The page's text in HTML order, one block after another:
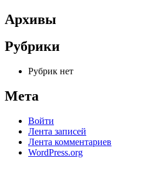
Архивы
Рубрики
Рубрик нет
Мета
Войти
Лента записей
Лента комментариев
WordPress.org